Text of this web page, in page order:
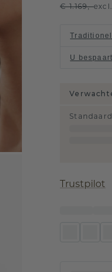
€ 1.169,-
U bespaart
Standaard
Trustpilot